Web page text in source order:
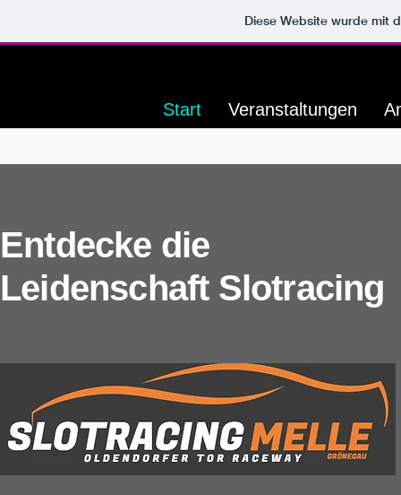
Diese Website wurde mit
Start Veranstaltungen
Entdecke die
Leidenschaft Slotracing